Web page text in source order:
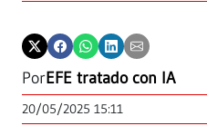
PorEFE tratado con IA
20/05/2025 15:11